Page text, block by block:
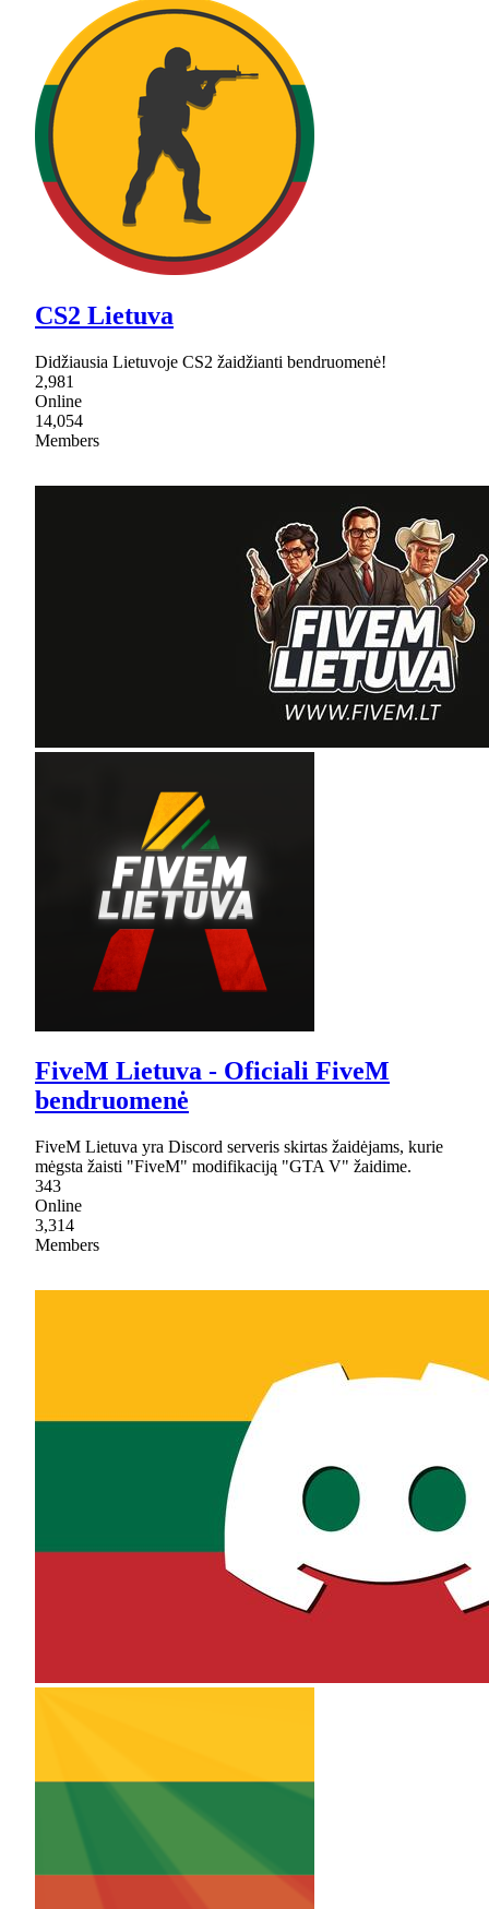
CS2 Lietuva
Didžiausia Lietuvoje CS2 žaidžianti bendruomenė!
2,981
Online
14,054
Members
FiveM Lietuva - Oficiali FiveM
bendruomenė
FiveM Lietuva yra Discord serveris skirtas žaidėjams, kurie
mėgsta žaisti "FiveM" modifikaciją "GTA V" žaidime.
343
Online
3,314
Members